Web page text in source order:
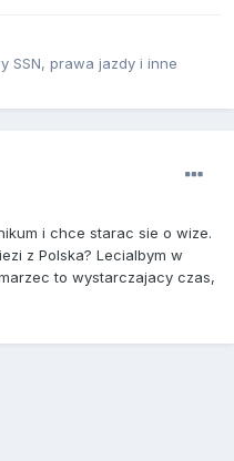
SSN, prawa jazdy i inne
i chce starac sie o wize.
z Polska? Lecialbym w
to wystarczajacy czas,